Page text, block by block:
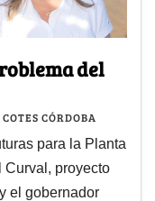
del
CÓRDOBA
para la Planta
Curval, proyecto
el gobernador